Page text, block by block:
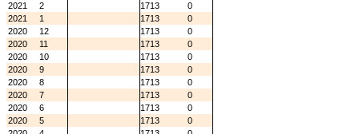
2021
2 1713
0
2021
1 1713
0
2020
12 1713
0
2020
11 1713
0
2020
10 1713
0
2020
9 1713
0
2020
8 1713
0
2020
7 1713
0
2020
6 1713
0
2020
5 1713
0